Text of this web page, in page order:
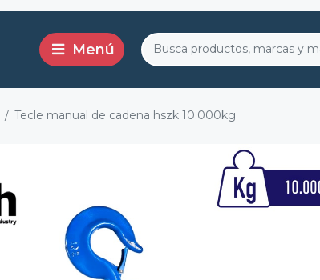
Tecle manual de cadena hszk 10.000kg